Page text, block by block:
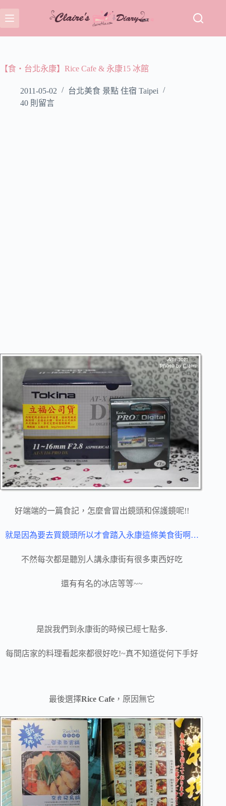
至
主
容【食‧台北永康】Rice Cafe & 永康15 冰館
2011-05-02
台北美食 景點 住宿 Taipei
40 則留言
好端端的一篇食記，怎麼會冒出鏡頭和保護鏡呢!!
就是因為要去買鏡頭所以才會踏入永康這條美食街啊…
不然每次都是聽別人講永康街有很多東西好吃
還有有名的冰店等等~~
是說我們到永康街的時候已經七點多.
每間店家的料理看起來都很好吃!~真不知道從何下手好
最後選擇Rice Cafe，原因無它